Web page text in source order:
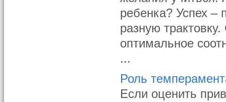
ребенка? Успех –
разную
оптимальное
...
Роль
Если оценить